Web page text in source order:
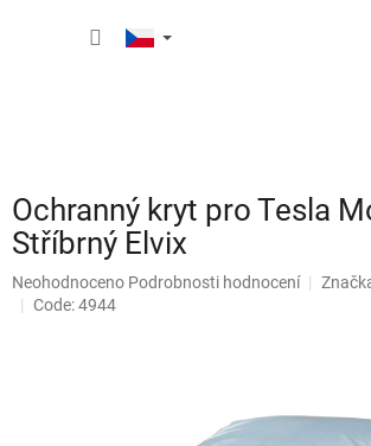
Ochranný kryt pro Tesla
Stříbrný Elvix
Průměrné
hodnocení
Neohodnoceno Podrobnosti hodnocení
Code: 4944